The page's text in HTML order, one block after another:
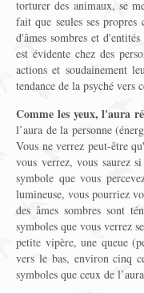
torturer des animaux, se
fait que seules ses
d'âmes sombres et
est évidente chez des
actions et soudainement
tendance de la psyché vers
Comme les yeux, l'aura
l’aura de la personne
Vous ne verrez peut-être
vous verrez, vous saurez
symbole que vous
lumineuse, vous pourriez
des âmes sombres sont
symboles que vous verrez
petite vipère, une queue
vers le bas, environ cinq
symboles que ceux de